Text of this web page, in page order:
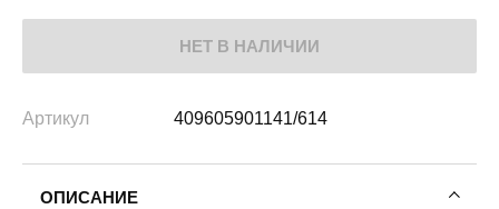
НЕТ В НАЛИЧИИ
Артикул 409605901141/614
ОПИСАНИЕ